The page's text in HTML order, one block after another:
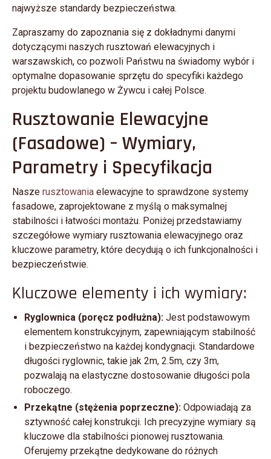
najwyższe standardy bezpieczeństwa.
Zapraszamy do zapoznania się z dokładnymi danymi
dotyczącymi naszych rusztowań elewacyjnych i
warszawskich, co pozwoli Państwu na świadomy wybór i
optymalne dopasowanie sprzętu do specyfiki każdego
projektu budowlanego w Żywcu i całej Polsce.
Rusztowanie Elewacyjne
(Fasadowe) – Wymiary,
Parametry i Specyfikacja
Nasze rusztowania elewacyjne to sprawdzone systemy
fasadowe, zaprojektowane z myślą o maksymalnej
stabilności i łatwości montażu. Poniżej przedstawiamy
szczegółowe wymiary rusztowania elewacyjnego oraz
kluczowe parametry, które decydują o ich funkcjonalności i
bezpieczeństwie.
Kluczowe elementy i ich wymiary:
Ryglownica (poręcz podłużna): Jest podstawowym
elementem konstrukcyjnym, zapewniającym stabilność
i bezpieczeństwo na każdej kondygnacji. Standardowe
długości ryglownic, takie jak 2m, 2.5m, czy 3m,
pozwalają na elastyczne dostosowanie długości pola
roboczego.
Przekątne (stężenia poprzeczne): Odpowiadają za
sztywność całej konstrukcji. Ich precyzyjne wymiary są
kluczowe dla stabilności pionowej rusztowania.
Oferujemy przekątne dedykowane do różnych